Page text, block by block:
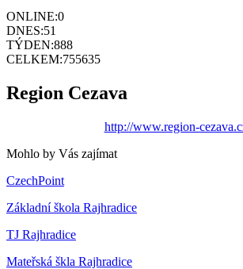
ONLINE:0
DNES:51
TÝDEN:888
CELKEM:755635
Region Cezava
http://www.region-
Mohlo by Vás zajímat
CzechPoint
Základní škola Rajhradice
TJ Rajhradice
Mateřská škla Rajhradice